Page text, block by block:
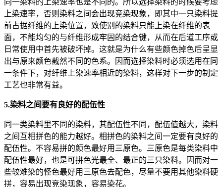
上染速率，否则染料之间会出现竞染现象，即其中一只染料提
前占据纤维的上染位置，致使别的染料只能上染在纤维的表
面，不能均匀的与纤维形成牢固的结合键，从而在后道工序或
日常使用中首先被破坏掉。这就是为什么有些颜色掉色后呈显
出与原来颜色截然不同的色系。因而选择染料时必须选用在同
一条件下，对纤维上染速率相近的染料，这样对下一步的制定
工艺也非常有益。
5.染料之间要有良好的配伍性
同一类染料里不同的染料，其配伍性不同，配伍值越大，染料
之间互相拼色的能力越好。相拼色的染料之间一定要有良好的
配伍性。不容易拼的颜色最好用三原色。三原色是每类染料中
配伍性最好，也是可拼色光最全、最正的三只染料。因而对一
些较难染的怪色最好用三原色去配色，尽量不要用其他染料硬
拼，容易出现竞染现象，容易染花。